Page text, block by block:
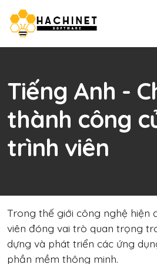
Tiếng Anh -
thành công
trình viên
Trong thế giới công nghệ hiện
viên đóng vai trò quan trọng
dựng và phát triển các ứng
phần mềm thông minh.